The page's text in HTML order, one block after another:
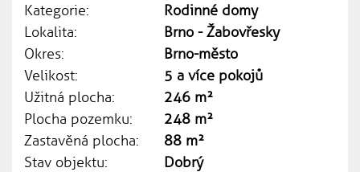
Kategorie:
Rodinné domy
Lokalita:
Brno - Žabovřesky
Okres:
Brno-město
Velikost:
5 a více pokojů
Užitná plocha:
246 m²
Plocha pozemku:
248 m²
Zastavěná plocha:
88 m²
Stav objektu:
Dobrý